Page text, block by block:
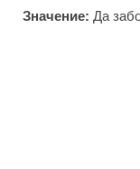
Значение: Да